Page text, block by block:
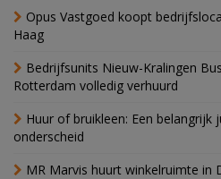
Opus Vastgoed koopt
Haag
Bedrijfsunits Nieuw-Kralingen
Rotterdam volledig verhuurd
Huur of bruikleen: Een belangrijk
onderscheid
MR Marvis huurt winkelruimte in